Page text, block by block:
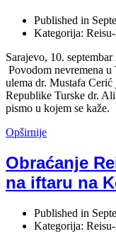
Published in
Kategorija:
Sarajevo, 10.
Povodom nevremena
ulema dr. Mustafa
Republike Turske dr.
pismo u kojem se kaže.
Opširnije
Obraćanje
na iftaru na
Published in
Kategorija: